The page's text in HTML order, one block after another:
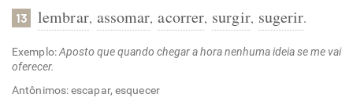
13 lembrar, assomar, acorrer, surgir, sugerir.
Exemplo:Aposto que quando chegar a hora nenhuma ideia se me vai
oferecer.
Antônimos: escapar, esquecer